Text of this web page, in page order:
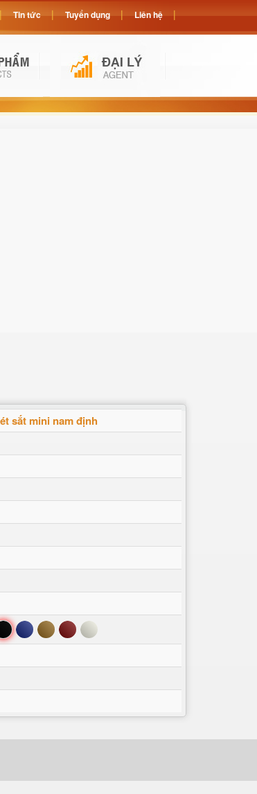
sắt mini nam định
Xanh Nâu Đỏ Trắng
Tin tức Tuyển dụng Liên hệ